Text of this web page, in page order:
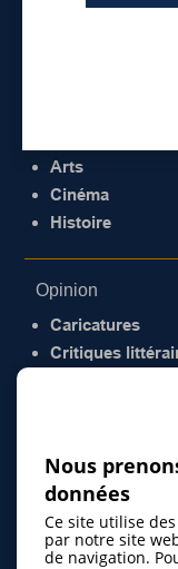
Arts
Cinéma
Histoire
Opinion
Caricatures
Critiques
Nous
données
Ce site utilise
par notre site
de navigation.